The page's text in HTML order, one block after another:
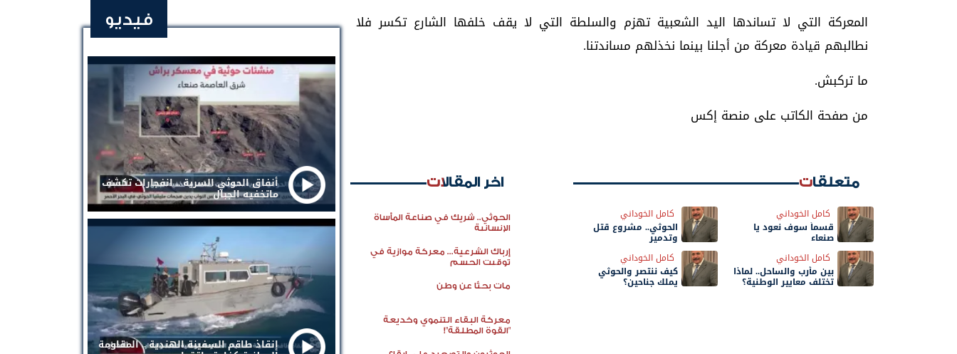
المعركة التي لا تساندها اليد الشعبية تهزم والسلطة التي لا يقف خلفها الشارع تكسر فلا
نطالبهم قيادة معركة من أجلنا بينما نخذلهم مساندتنا.
ما تركبش.
من صفحة الكاتب على منصة إكس
متعلقات
كامل الخوداني
قسماً سوف نعود يا
صنعاء
كامل الخوداني
الحوثي.. مشروع قتل
وتدمير
كامل الخوداني
بين مأرب والساحل.. لماذا
تختلف معايير الوطنية؟
كامل الخوداني
كيف ننتصر والحوثي
يملك جناحين؟
اخر المقالات
الحوثي.. شريك في صناعة المأساة
الإنسانية
إرباك الشرعية... معركة موازية في
توقيت الحسم
مات بحثًا عن وطن
معركة البقاء التنموي وخديعة
"القوة المطلقة"!
فيديو
أنفاق الحوثي السرية .. انفجارات تكشف
ماتخفيه الجبال
إنقاذ طاقم السفينة الهندية .. المقاومة